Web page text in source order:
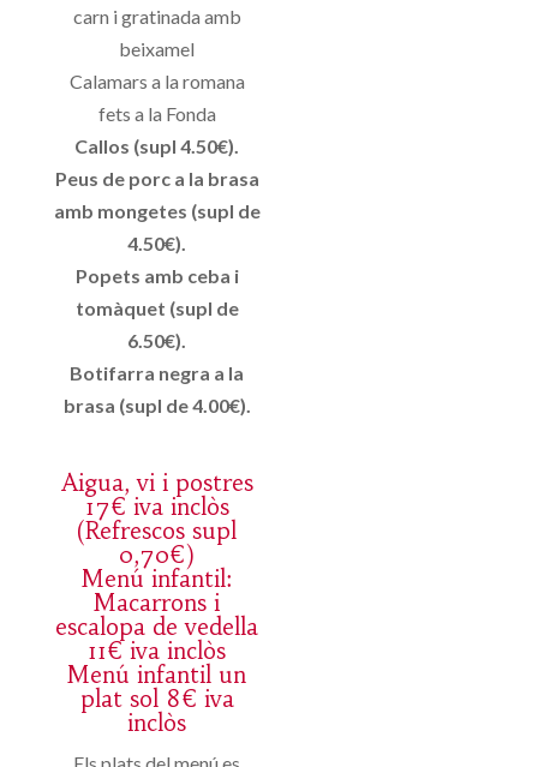
carn i gratinada amb
beixamel
Calamars a la romana
fets a la Fonda
Callos (supl 4.50€).
Peus de porc a la brasa
amb mongetes (supl de
4.50€).
Popets amb ceba i
tomàquet (supl de
6.50€).
Botifarra negra a la
brasa (supl de 4.00€).
Aigua, vi i postres
17€ iva inclòs
(Refrescos supl
0,70€)
Menú infantil:
Macarrons i
escalopa de vedella
11€ iva inclòs
Menú infantil un
plat sol 8€ iva
inclòs